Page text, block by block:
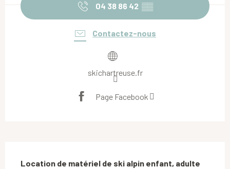
04 38 86 42 ▒▒
Contactez-nous
skichartreuse.fr
Page Facebook
Location de matériel de ski alpin enfant, adulte